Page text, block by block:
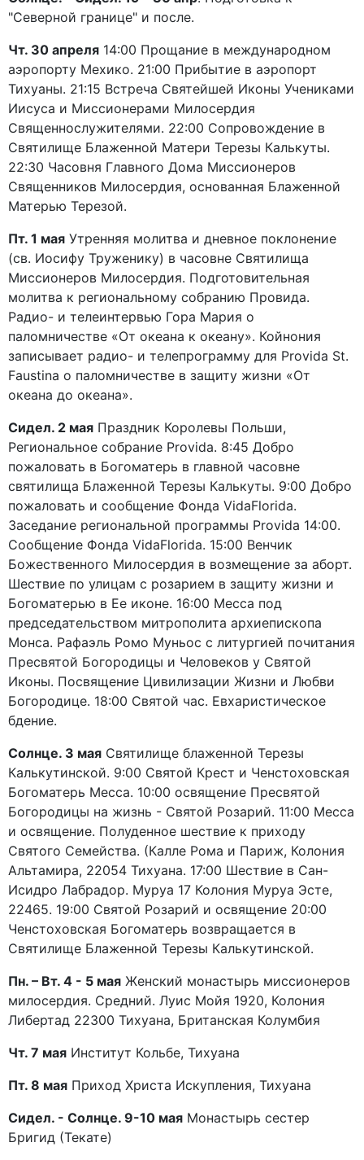
"Северной границе" и после.
Чт. 30 апреля 14:00 Прощание в международном
аэропорту Мехико. 21:00 Прибытие в аэропорт
Тихуаны. 21:15 Встреча Святейшей Иконы Учениками
Иисуса и Миссионерами Милосердия
Священнослужителями. 22:00 Сопровождение в
Святилище Блаженной Матери Терезы Калькуты.
22:30 Часовня Главного Дома Миссионеров
Священников Милосердия, основанная Блаженной
Матерью Терезой.
Пт. 1 мая Утренняя молитва и дневное поклонение
(св. Иосифу Труженику) в часовне Святилища
Миссионеров Милосердия. Подготовительная
молитва к региональному собранию Провида.
Радио- и телеинтервью Гора Мария о
паломничестве «От океана к океану». Койнония
записывает радио- и телепрограмму для Provida St.
Faustina о паломничестве в защиту жизни «От
океана до океана».
Сидел. 2 мая Праздник Королевы Польши,
Региональное собрание Provida. 8:45 Добро
пожаловать в Богоматерь в главной часовне
святилища Блаженной Терезы Калькуты. 9:00 Добро
пожаловать и сообщение Фонда VidaFlorida.
Заседание региональной программы Provida 14:00.
Сообщение Фонда VidaFlorida. 15:00 Венчик
Божественного Милосердия в возмещение за аборт.
Шествие по улицам с розарием в защиту жизни и
Богоматерью в Ее иконе. 16:00 Месса под
председательством митрополита архиепископа
Монса. Рафаэль Ромо Муньос с литургией почитания
Пресвятой Богородицы и Человеков у Святой
Иконы. Посвящение Цивилизации Жизни и Любви
Богородице. 18:00 Святой час. Евхаристическое
бдение.
Солнце. 3 мая Святилище блаженной Терезы
Калькутинской. 9:00 Святой Крест и Ченстоховская
Богоматерь Месса. 10:00 освящение Пресвятой
Богородицы на жизнь - Святой Розарий. 11:00 Месса
и освящение. Полуденное шествие к приходу
Святого Семейства. (Калле Рома и Париж, Колония
Альтамира, 22054 Тихуана. 17:00 Шествие в Сан-
Исидро Лабрадор. Муруа 17 Колония Муруа Эсте,
22465. 19:00 Святой Розарий и освящение 20:00
Ченстоховская Богоматерь возвращается в
Святилище Блаженной Терезы Калькутинской.
Пн. – Вт. 4 - 5 мая Женский монастырь миссионеров
милосердия. Средний. Луис Мойя 1920, Колония
Либертад 22300 Тихуана, Британская Колумбия
Чт. 7 мая Институт Кольбе, Тихуана
Пт. 8 мая Приход Христа Искупления, Тихуана
Сидел. - Солнце. 9-10 мая Монастырь сестер
Бригид (Текате)